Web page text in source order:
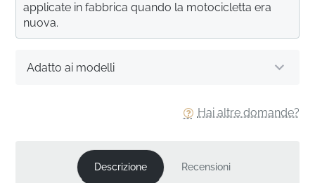
Hai altre domande?
Adatto ai modelli
applicate in fabbrica quando la motocicletta era
nuova.
Descrizione Recensioni